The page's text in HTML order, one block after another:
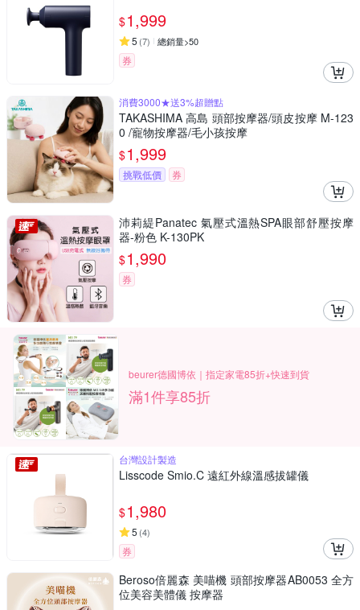
$1,999
5 (7) 總銷量>50
券
消費3000★送3%超贈點
TAKASHIMA 高島 頭部按摩器/頭皮按摩 M-123
0 /寵物按摩器/毛小孩按摩
$1,999
挑戰低價 券
沛莉緹Panatec 氣壓式溫熱SPA眼部舒壓按摩
器-粉色 K-130PK
$1,990
券
beurer德國博依｜指定家電85折+快速到貨
滿1件享85折
台灣設計製造
Lisscode Smio.C 遠紅外線溫感拔罐儀
$1,980
5 (4)
券
Beroso倍麗森 美喵機 頭部按摩器AB0053 全方
位美容美體儀 按摩器